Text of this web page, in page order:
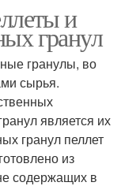
и
гранул
гранулы, во
сырья.
является их
гранул пеллет
из
содержащих в